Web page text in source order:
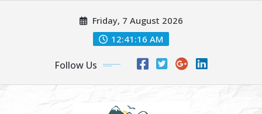
Friday, 7 August 2026
12:41:18 AM
Follow Us